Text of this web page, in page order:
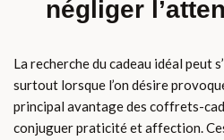
négliger
La recherche du cadeau idéal peut
surtout lorsque l’on désire
principal avantage des coffrets-
conjuguer praticité et affection.